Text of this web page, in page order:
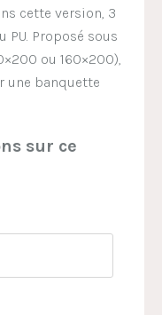
cette version, 3
Proposé sous
ou 160×200),
une banquette
sur ce